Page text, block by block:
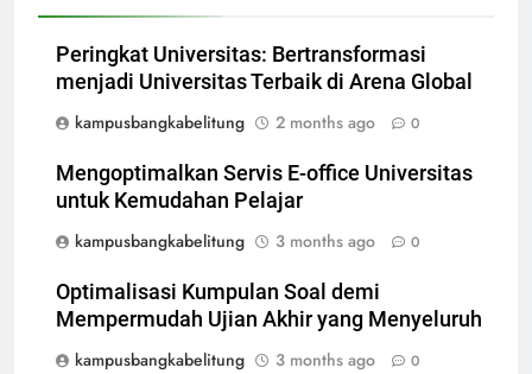
Peringkat Universitas: Bertransformasi
menjadi Universitas Terbaik di Arena Global
kampusbangkabelitung
2 months ago 0
Mengoptimalkan Servis E-office Universitas
untuk Kemudahan Pelajar
kampusbangkabelitung
3 months ago 0
Optimalisasi Kumpulan Soal demi
Mempermudah Ujian Akhir yang Menyeluruh
kampusbangkabelitung
3 months ago 0